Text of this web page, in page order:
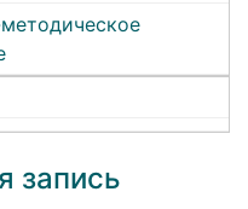
запись